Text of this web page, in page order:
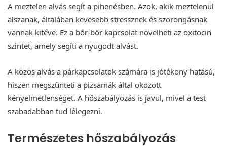
A meztelen alvás segít a pihenésben. Azok, akik meztelenül
alszanak, általában kevesebb stressznek és szorongásnak
vannak kitéve. Ez a bőr-bőr kapcsolat növelheti az oxitocin
szintet, amely segíti a nyugodt alvást.
A közös alvás a párkapcsolatok számára is jótékony hatású,
hiszen megszünteti a pizsamák által okozott
kényelmetlenséget. A hőszabályozás is javul, mivel a test
szabadabban tud lélegezni.
Természetes hőszabályozás